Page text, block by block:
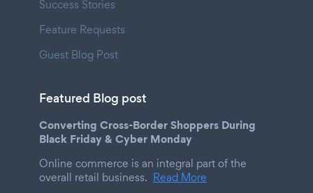
Success Stories
Feature Requests
Guest Blog Post
Featured Blog post
Converting Cross-Border Shoppers During
Black Friday & Cyber Monday
Online commerce is an integral part of the
overall retail business. Read More